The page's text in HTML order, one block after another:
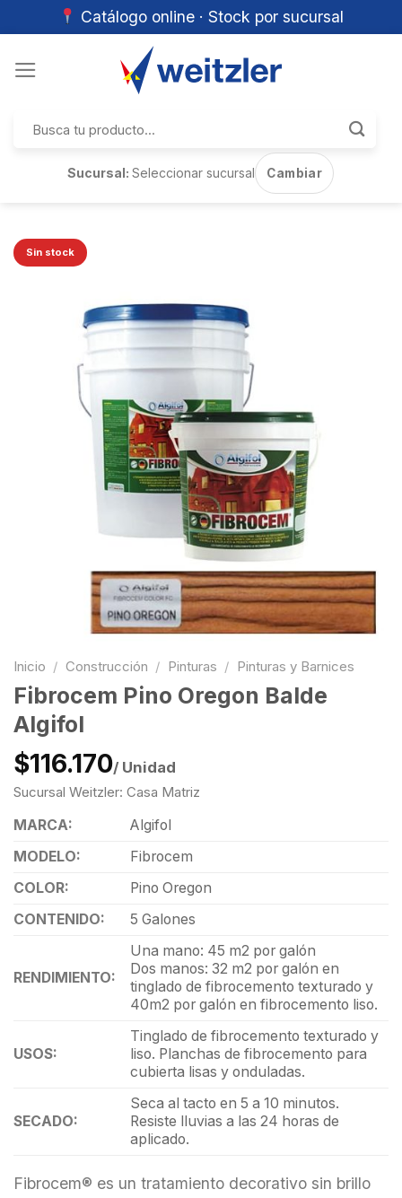
Catálogo online · Stock por sucursal
por:
Sucursal:Seleccionar sucursal Cambiar
Sin stock
Inicio / Construcción / Pinturas / Pinturas y Barnices
Fibrocem Pino Oregon Balde
Algifol
$116.170/ Unidad
Sucursal Weitzler: Casa Matriz
MARCA:
Algifol
MODELO:
Fibrocem
COLOR:
Pino Oregon
CONTENIDO:
5 Galones
RENDIMIENTO:
Una mano: 45 m2 por galón
Dos manos: 32 m2 por galón en
tinglado de fibrocemento texturado y
40m2 por galón en fibrocemento liso.
USOS:
Tinglado de fibrocemento texturado y
liso. Planchas de fibrocemento para
cubierta lisas y onduladas.
SECADO:
Seca al tacto en 5 a 10 minutos.
Resiste lluvias a las 24 horas de
aplicado.
Fibrocem® es un tratamiento decorativo sin brillo